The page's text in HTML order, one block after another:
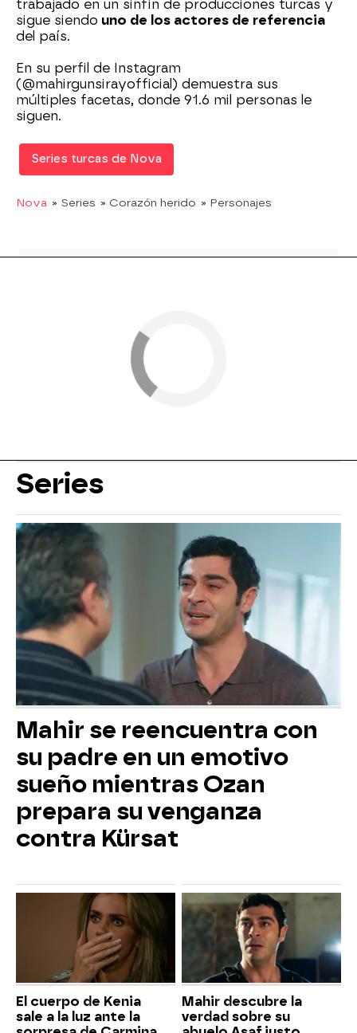
trabajado en un sinfín de producciones turcas y
sigue siendo uno de los actores de referencia
del país.
En su perfil de Instagram
(@mahirgunsirayofficial) demuestra sus
múltiples facetas, donde 91.6 mil personas le
siguen.
Series turcas de Nova
Nova » Series » Corazón herido » Personajes
Series
Mahir se reencuentra con
su padre en un emotivo
sueño mientras Ozan
prepara su venganza
contra Kürsat
El cuerpo de Kenia
sale a la luz ante la
Mahir descubre la
verdad sobre su